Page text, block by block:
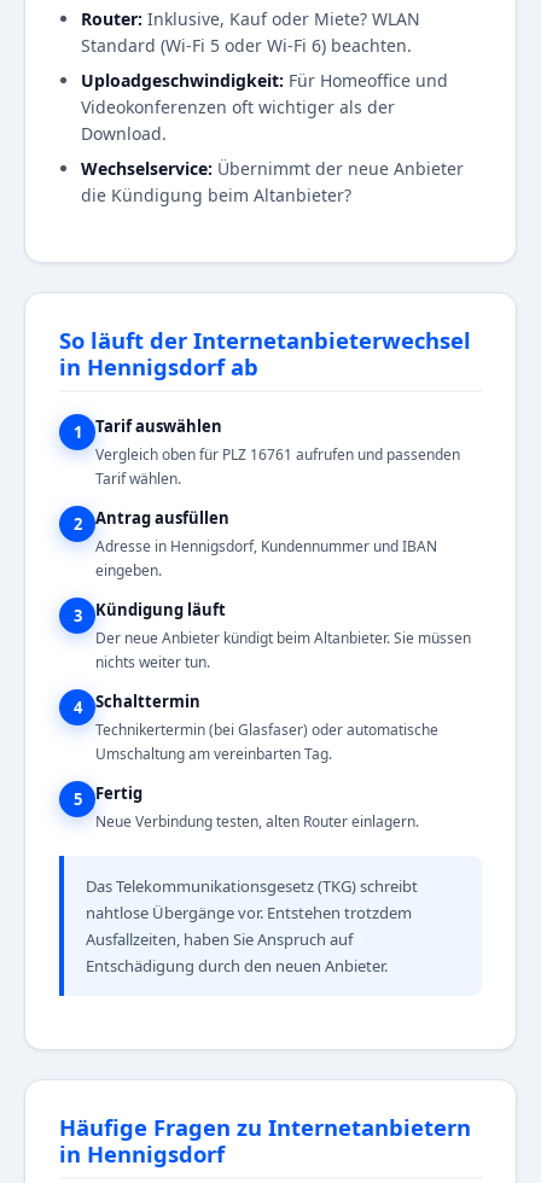
Router: Inklusive, Kauf oder Miete? WLAN
Standard (Wi-Fi 5 oder Wi-Fi 6) beachten.
Uploadgeschwindigkeit: Für Homeoffice und
Videokonferenzen oft wichtiger als der
Download.
Wechselservice: Übernimmt der neue Anbieter
die Kündigung beim Altanbieter?
So läuft der Internetanbieterwechsel
in Hennigsdorf ab
1 Tarif auswählen
Vergleich oben für PLZ 16761 aufrufen und passenden
Tarif wählen.
2 Antrag ausfüllen
Adresse in Hennigsdorf, Kundennummer und IBAN
eingeben.
3 Kündigung läuft
Der neue Anbieter kündigt beim Altanbieter. Sie müssen
nichts weiter tun.
4 Schalttermin
Technikertermin (bei Glasfaser) oder automatische
Umschaltung am vereinbarten Tag.
5 Fertig
Neue Verbindung testen, alten Router einlagern.
Das Telekommunikationsgesetz (TKG) schreibt
nahtlose Übergänge vor. Entstehen trotzdem
Ausfallzeiten, haben Sie Anspruch auf
Entschädigung durch den neuen Anbieter.
Häufige Fragen zu Internetanbietern
in Hennigsdorf